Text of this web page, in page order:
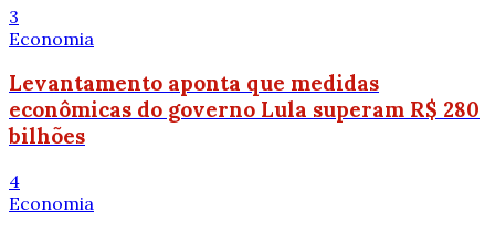
3
Economia
Levantamento aponta que medidas
econômicas do governo Lula superam R$ 280
bilhões
4
Economia